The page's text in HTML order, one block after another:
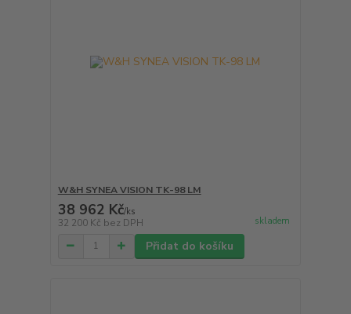
W&H SYNEA VISION TK-98 LM
38 962 Kč/ks
32 200 Kč bez DPH skladem
Přidat do košíku